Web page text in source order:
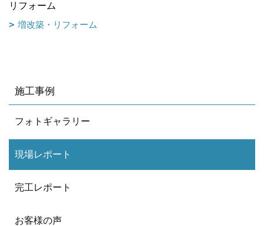
リフォーム
増改築・リフォーム
施工事例
フォトギャラリー
現場レポート
完工レポート
お客様の声